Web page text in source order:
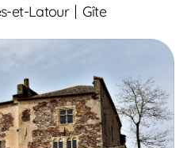
et-Latour Gîte